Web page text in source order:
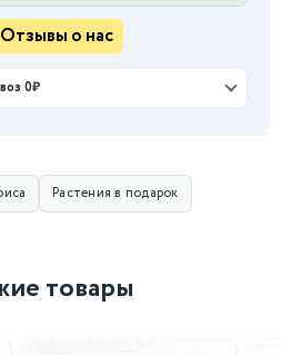
Отзывы о нас
0₽
Растения в подарок
товары